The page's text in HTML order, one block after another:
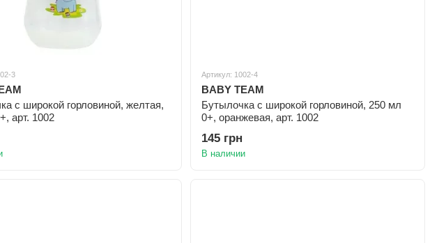
3
с широкой горловиной, желтая,
арт. 1002
Артикул: 1002-4
BABY TEAM
Бутылочка с широкой горловиной, 250 мл
0+, оранжевая, арт. 1002
145 грн
В наличии